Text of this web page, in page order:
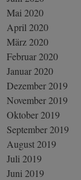
Mai 2020
April 2020
März 2020
Februar 2020
Januar 2020
Dezember 2019
November 2019
Oktober 2019
September 2019
August 2019
Juli 2019
Juni 2019